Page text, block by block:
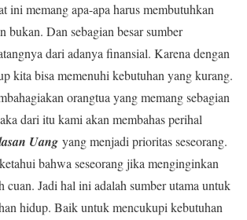
ini memang apa-apa harus membutuhkan
bukan. Dan sebagian besar sumber
dari adanya finansial. Karena dengan
kita bisa memenuhi kebutuhan yang kurang.
orangtua yang memang sebagian
dari itu kami akan membahas perihal
Uang yang menjadi prioritas seseorang.
bahwa seseorang jika menginginkan
cuan. Jadi hal ini adalah sumber utama untuk
hidup. Baik untuk mencukupi kebutuhan